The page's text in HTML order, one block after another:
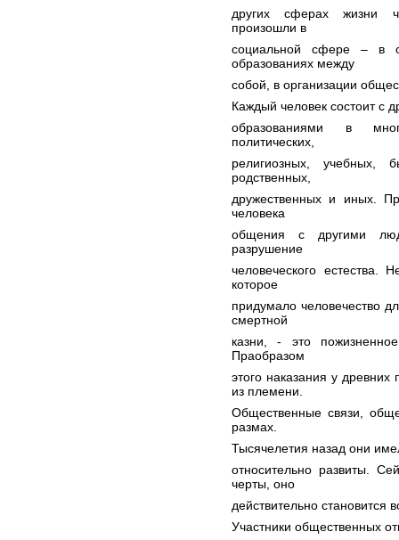
других сферах жизни
произошли в
социальной сфере – в
образованиях между
собой, в организации
Каждый человек состоит с
образованиями в
политических,
религиозных, учебных,
родственных,
дружественных и иных.
человека
общения с другими
разрушение
человеческого естества.
которое
придумало человечество
смертной
казни, - это
Праобразом
этого наказания у
из племени.
Общественные связи,
размах.
Тысячелетия назад они
относительно развиты.
черты, оно
действительно
Участники общественных